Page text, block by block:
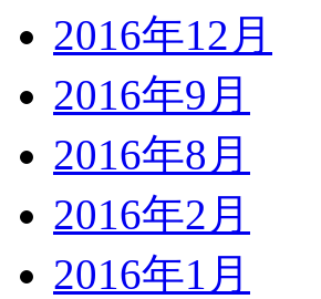
2016年12月
2016年9月
2016年8月
2016年2月
2016年1月